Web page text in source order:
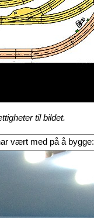
til bildet.
vært med på å bygge: